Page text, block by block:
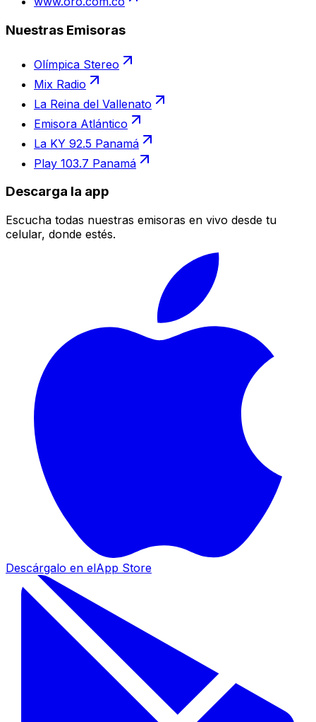
Nuestras Emisoras
Olímpica Stereo
Mix Radio
La Reina del Vallenato
Emisora Atlántico
La KY 92.5 Panamá
Play 103.7 Panamá
Descarga la app
Escucha todas nuestras emisoras en vivo desde tu
celular, donde estés.
Descárgalo en elApp Store